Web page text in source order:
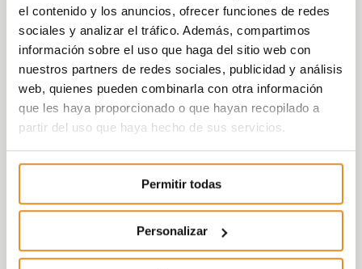
el contenido y los anuncios, ofrecer funciones de redes
sociales y analizar el tráfico. Además, compartimos
información sobre el uso que haga del sitio web con
nuestros partners de redes sociales, publicidad y análisis
web, quienes pueden combinarla con otra información
que les haya proporcionado o que hayan recopilado a
partir del uso que haya hecho de sus servicios.
Permitir todas
Personalizar